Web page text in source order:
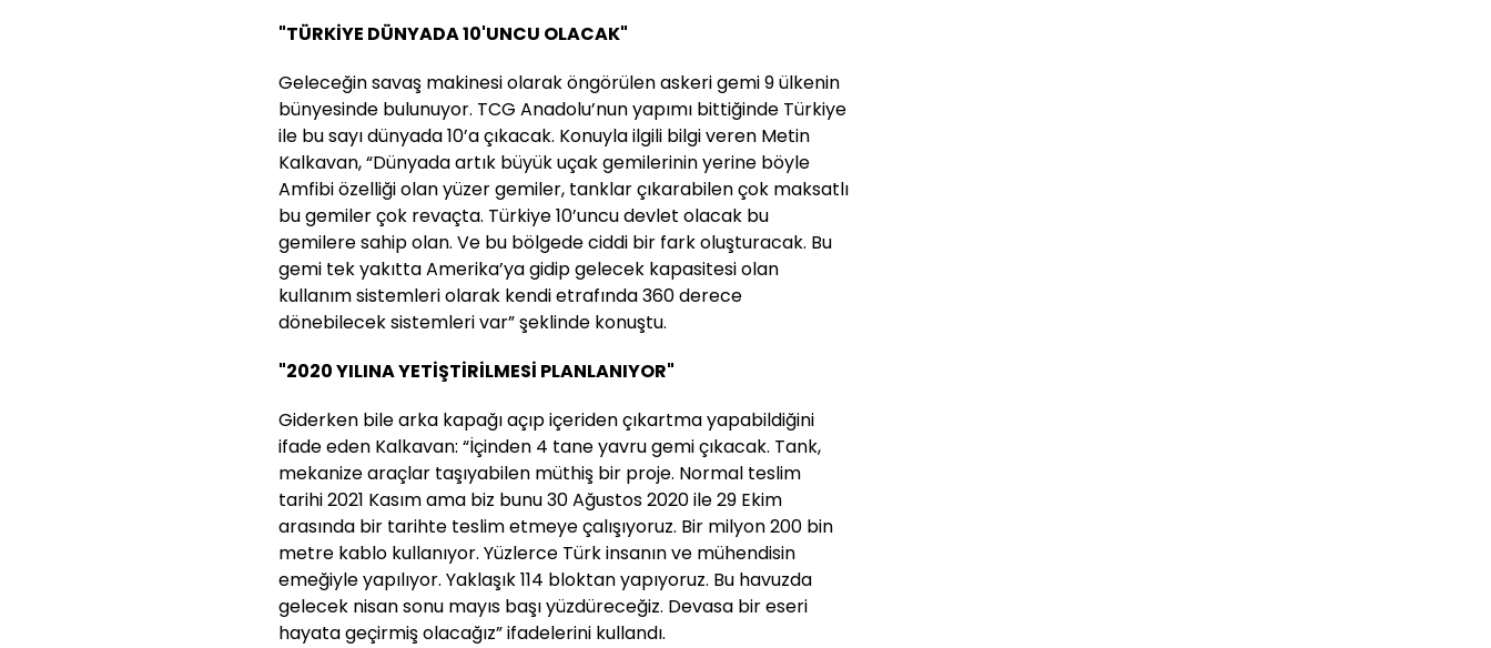
"TÜRKİYE DÜNYADA 10'UNCU OLACAK"
Geleceğin savaş makinesi olarak öngörülen askeri gemi 9 ülkenin
bünyesinde bulunuyor. TCG Anadolu’nun yapımı bittiğinde Türkiye
ile bu sayı dünyada 10’a çıkacak. Konuyla ilgili bilgi veren Metin
Kalkavan, “Dünyada artık büyük uçak gemilerinin yerine böyle
Amfibi özelliği olan yüzer gemiler, tanklar çıkarabilen çok maksatlı
bu gemiler çok revaçta. Türkiye 10’uncu devlet olacak bu
gemilere sahip olan. Ve bu bölgede ciddi bir fark oluşturacak. Bu
gemi tek yakıtta Amerika’ya gidip gelecek kapasitesi olan
kullanım sistemleri olarak kendi etrafında 360 derece
dönebilecek sistemleri var” şeklinde konuştu.
"2020 YILINA YETİŞTİRİLMESİ PLANLANIYOR"
Giderken bile arka kapağı açıp içeriden çıkartma yapabildiğini
ifade eden Kalkavan: “İçinden 4 tane yavru gemi çıkacak. Tank,
mekanize araçlar taşıyabilen müthiş bir proje. Normal teslim
tarihi 2021 Kasım ama biz bunu 30 Ağustos 2020 ile 29 Ekim
arasında bir tarihte teslim etmeye çalışıyoruz. Bir milyon 200 bin
metre kablo kullanıyor. Yüzlerce Türk insanın ve mühendisin
emeğiyle yapılıyor. Yaklaşık 114 bloktan yapıyoruz. Bu havuzda
gelecek nisan sonu mayıs başı yüzdüreceğiz. Devasa bir eseri
hayata geçirmiş olacağız” ifadelerini kullandı.